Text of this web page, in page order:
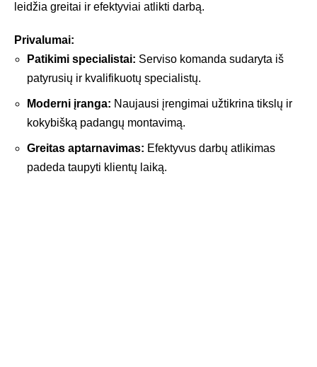
leidžia greitai ir efektyviai atlikti darbą.
Privalumai:
Patikimi specialistai: Serviso komanda sudaryta iš
patyrusių ir kvalifikuotų specialistų.
Moderni įranga: Naujausi įrengimai užtikrina tikslų ir
kokybišką padangų montavimą.
Greitas aptarnavimas: Efektyvus darbų atlikimas
padeda taupyti klientų laiką.